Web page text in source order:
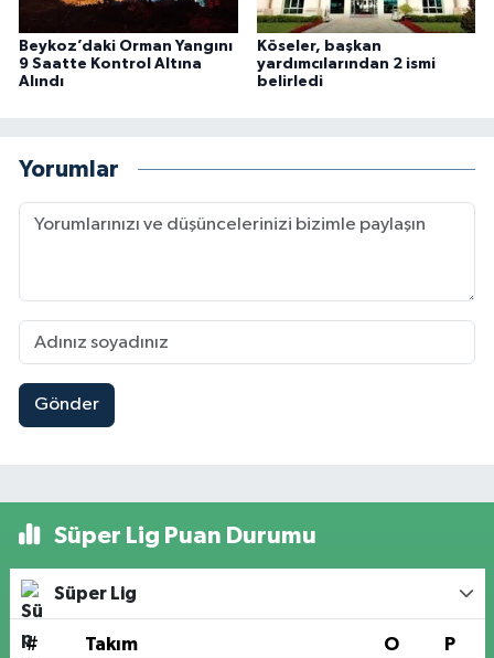
Beykoz’daki Orman Yangını
9 Saatte Kontrol Altına
Alındı
Köseler, başkan
yardımcılarından 2 ismi
belirledi
Yorumlar
Gönder
Süper Lig Puan Durumu
Süper Lig
# Takım O P